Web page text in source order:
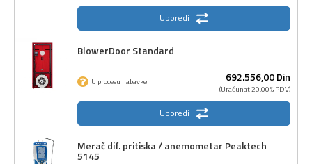
Uporedi
BlowerDoor Standard
692.556,00Din
(Uračunat 20.00% PDV)
U procesu nabavke
Uporedi
Merač dif. pritiska / anemometar Peaktech
5145